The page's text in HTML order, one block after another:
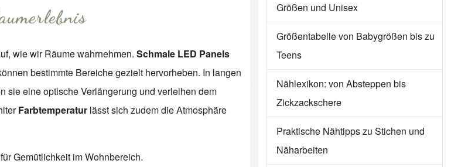
wie wir Räume wahrnehmen. Schmale LED Panels
bestimmte Bereiche gezielt hervorheben. In langen
sie eine optische Verlängerung und verleihen dem
Farbtemperatur lässt sich zudem die Atmosphäre
Gemütlichkeit im Wohnbereich.
Größen und Unisex
Größentabelle von Babygrößen bis zu
Teens
Nählexikon: von Absteppen bis
Zickzackschere
Praktische Nähtipps zu Stichen und
Näharbeiten